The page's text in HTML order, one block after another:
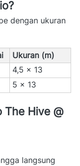
dengan ukuran
Ukuran (m)
4,5 x 13
5 x 13
The Hive @
langsung